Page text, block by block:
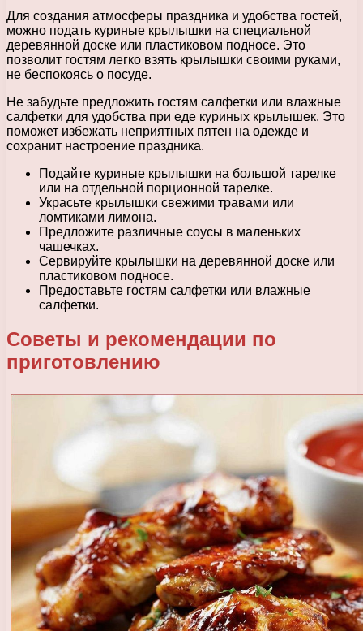
Для создания атмосферы праздника и удобства гостей,
можно подать куриные крылышки на специальной
деревянной доске или пластиковом подносе. Это
позволит гостям легко взять крылышки своими руками,
не беспокоясь о посуде.
Не забудьте предложить гостям салфетки или влажные
салфетки для удобства при еде куриных крылышек. Это
поможет избежать неприятных пятен на одежде и
сохранит настроение праздника.
Подайте куриные крылышки на большой тарелке
или на отдельной порционной тарелке.
Украсьте крылышки свежими травами или
ломтиками лимона.
Предложите различные соусы в маленьких
чашечках.
Сервируйте крылышки на деревянной доске или
пластиковом подносе.
Предоставьте гостям салфетки или влажные
салфетки.
Советы и рекомендации по
приготовлению